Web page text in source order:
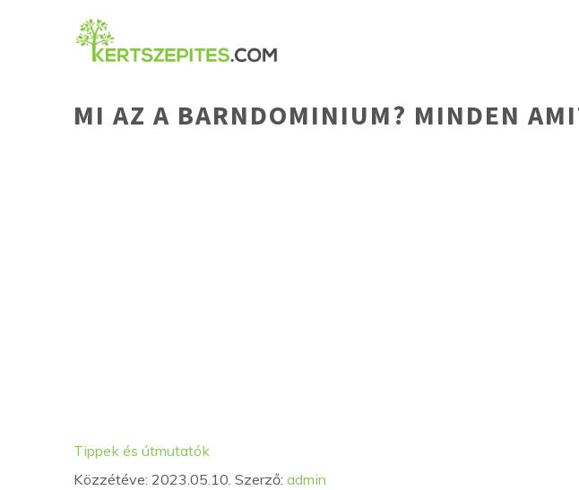
MI AZ A BARNDOMINIUM? MINDEN
Kategória
Tippek és útmutatókCímkék
Közzétéve: 2023.05.10. Szerző: admin